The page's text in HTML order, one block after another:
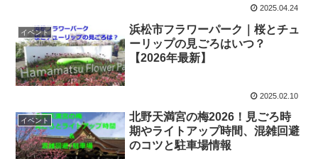
2025.04.24
イベント
浜松市フラワーパーク｜桜とチュ
ーリップの見ごろはいつ？
【2026年最新】
2025.02.10
イベント
北野天満宮の梅2026！見ごろ時
期やライトアップ時間、混雑回避
のコツと駐車場情報